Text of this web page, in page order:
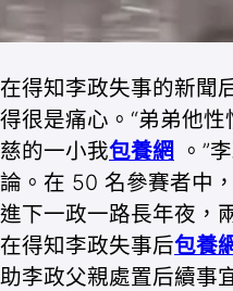
在得知李政失事的新聞
得很是痛心。“弟弟他
慈的一小我包養網
。”
論。在 50 名參賽者中
進下一政一路長年夜，
在得知李政失事后包養
助李政父親處置后續事